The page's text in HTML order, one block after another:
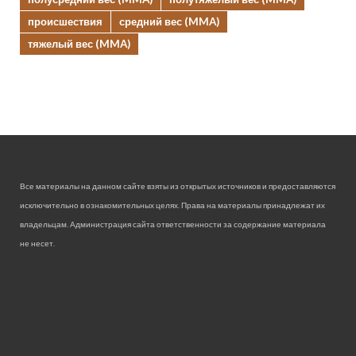
происшествия
средний вес (MMA)
тяжелый вес (MMA)
Все материалы на данном сайте взяты из открытых источников и предоставляются
исключительно в ознакомительных целях. Права на материалы принадлежат их
владельцам. Администрация сайта ответственности за содержание материала
не несет.